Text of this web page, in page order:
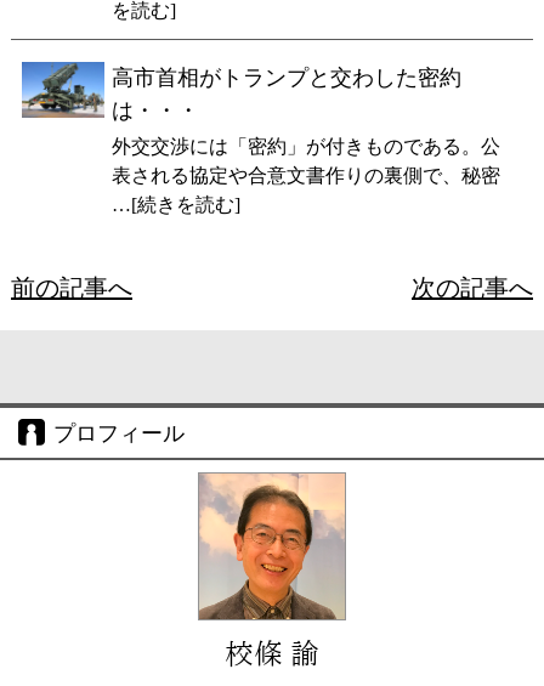
を読む]
高市首相がトランプと交わした密約
は・・・
外交交渉には「密約」が付きものである。公
表される協定や合意文書作りの裏側で、秘密
…[続きを読む]
前の記事へ 次の記事へ
プロフィール
校條 諭